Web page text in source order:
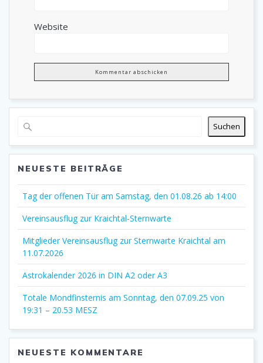
Website
Suchen
NEUESTE BEITRÄGE
Tag der offenen Tür am Samstag, den 01.08.26 ab 14:00
Vereinsausflug zur Kraichtal-Sternwarte
Mitglieder Vereinsausflug zur Sternwarte Kraichtal am
11.07.2026
Astrokalender 2026 in DIN A2 oder A3
Totale Mondfinsternis am Sonntag, den 07.09.25 von
19:31 – 20.53 MESZ
NEUESTE KOMMENTARE